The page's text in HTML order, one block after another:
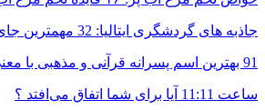
جاذبه های گردشگری ایتالیا: 32 مهمترین جای دیدنی ونیز، رم،…
91 بهترین اسم پسرانه قرآنی و مذهبی با معنی و منبع
ساعت 11:11 آیا برای شما اتفاق می‌افتد ؟